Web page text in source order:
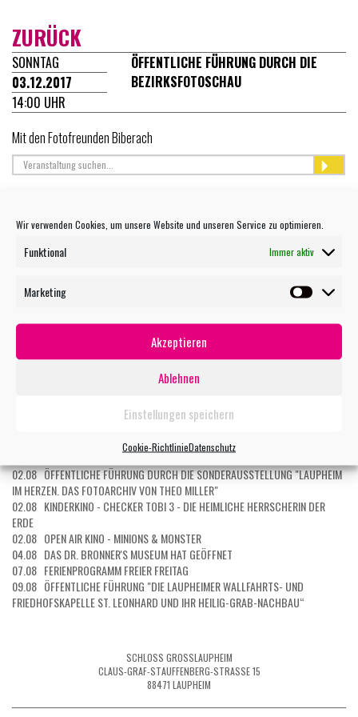
Wir verwenden Cookies, um unsere Website und unseren Service zu optimieren.
Funktional Immer aktiv
Marketing
Akzeptieren
Ablehnen
Einstellungen speichern
Cookie-RichtlinieDatenschutz
ZURÜCK
SONNTAG
03.12.2017
14:00 UHR
ÖFFENTLICHE FÜHRUNG DURCH DIE
BEZIRKSFOTOSCHAU
Mit den Fotofreunden Biberach
TERMIN MAILEN
WEITERE VERANSTALTUNGEN
27.07 OPEN AIR KINO: KOMBI-TICKET 5 FILME
27.07 OPEN AIR KINO: KOMBI-TICKET 3 FILME
28.07 OPEN AIR KINO - DER TEUFEL TRÄGT PRADA 2
29.07 KURZ UND GUT - EIN ERSTER BLICK INS MUSEUM
30.07 OPEN AIR KINO - EIN MÜNCHNER IM HIMMEL - DER TOD IST ERST DER
31.07 OPEN AIR KINO - MICHAEL
01.08 OPEN AIR KINO - DER ASTRONAUT – PROJECT HAIL MARY
02.08 ÖFFENTLICHE FÜHRUNG DURCH DIE SONDERAUSSTELLUNG "LAUPHEIM
IM HERZEN. DAS FOTOARCHIV VON THEO MILLER"
02.08 KINDERKINO - CHECKER TOBI 3 - DIE HEIMLICHE HERRSCHERIN DER
ERDE
02.08 OPEN AIR KINO - MINIONS & MONSTER
04.08 DAS DR. BRONNER'S MUSEUM HAT GEÖFFNET
07.08 FERIENPROGRAMM FREIER FREITAG
09.08 ÖFFENTLICHE FÜHRUNG "DIE LAUPHEIMER WALLFAHRTS- UND
FRIEDHOFSKAPELLE ST. LEONHARD UND IHR HEILIG-GRAB-NACHBAU“
SCHLOSS GROSSLAUPHEIM
CLAUS-GRAF-STAUFFENBERG-STRASSE 15
88471 LAUPHEIM